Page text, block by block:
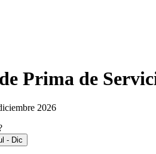
Prima de
2026
- Dic